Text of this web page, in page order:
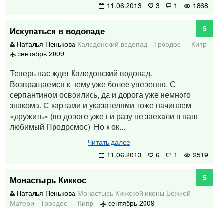
11.06.2013
3 1 1868
Искупаться в водопаде
5
Наталья Пенькова Каледонский водопад - Троодос — Кипр
сентябрь 2009
Теперь нас ждет Каледонский водопад.
Возвращаемся к нему уже более уверенно. С
серпантином освоились, да и дорога уже немного
знакома. С картами и указателями тоже начинаем
«дружить» (по дороге уже ни разу не заехали в наш
любимый Продромос). Но к ок...
Читать далее
11.06.2013
6 1 2519
Монастырь Киккос
5
Наталья Пенькова Монастырь Киккской иконы Божией
Матери - Троодос — Кипр сентябрь 2009